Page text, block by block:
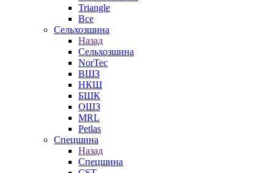
Triangle
Все
Сельхозшина
Назад
Сельхозшина
NorTec
ВШЗ
НКШ
БШК
ОШЗ
MRL
Petlas
Спецшина
Назад
Спецшина